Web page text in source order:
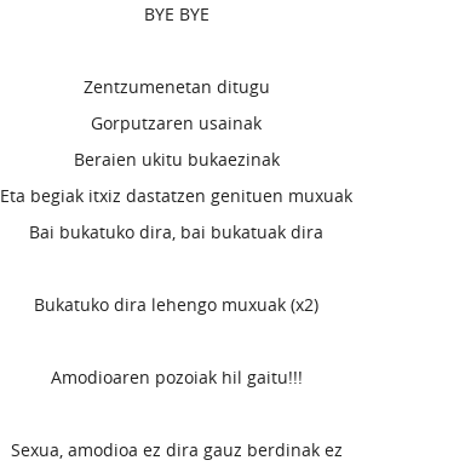
BYE BYE
Zentzumenetan ditugu
Gorputzaren usainak
Beraien ukitu bukaezinak
Eta begiak itxiz dastatzen genituen muxuak
Bai bukatuko dira, bai bukatuak dira
Bukatuko dira lehengo muxuak (x2)
Amodioaren pozoiak hil gaitu!!!
Sexua, amodioa ez dira gauz berdinak ez